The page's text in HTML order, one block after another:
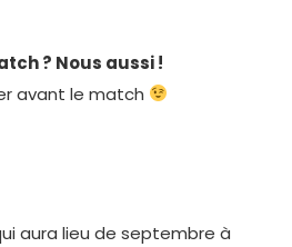
? Nous aussi !
avant le match
aura lieu de septembre à